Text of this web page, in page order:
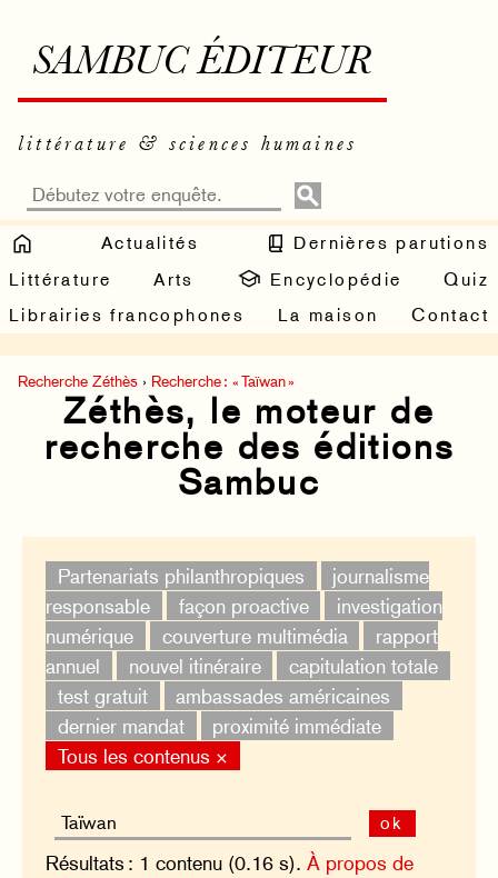
SAMBUC ÉDITEUR
littérature & sciences humaines
Actualités
Dernières parutions
Littérature
Arts Encyclopédie
Quiz
Librairies francophones
La maison Contact
Recherche Zéthès › Recherche : « Taïwan »
Zéthès, le moteur de
recherche des éditions
Sambuc
Partenariats philanthropiques
journalisme
responsable
façon proactive
investigation
numérique
couverture multimédia
rapport
annuel
nouvel itinéraire
capitulation totale
test gratuit
ambassades américaines
dernier mandat
proximité immédiate
Tous les contenus ×
ok
Résultats : 1 contenu (0.16 s).À propos de